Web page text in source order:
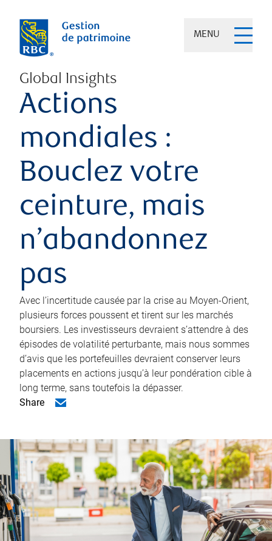
MENU
Global Insights
Actions
mondiales :
Bouclez votre
ceinture, mais
n’abandonnez
pas
Avec l’incertitude causée par la crise au Moyen-Orient,
plusieurs forces poussent et tirent sur les marchés
boursiers. Les investisseurs devraient s’attendre à des
épisodes de volatilité perturbante, mais nous sommes
d’avis que les portefeuilles devraient conserver leurs
placements en actions jusqu’à leur pondération cible à
long terme, sans toutefois la dépasser.
Share